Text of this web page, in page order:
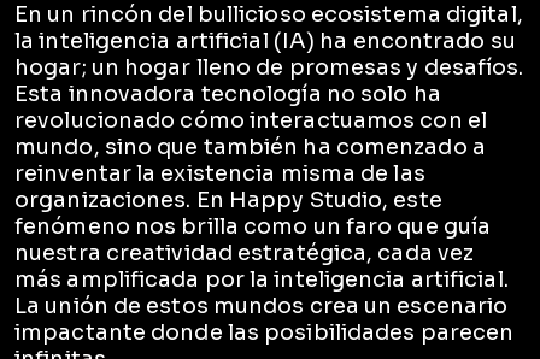
En un rincón del bullicioso ecosistema digital,
la inteligencia artificial (IA) ha encontrado su
hogar; un hogar lleno de promesas y desafíos.
Esta innovadora tecnología no solo ha
revolucionado cómo interactuamos con el
mundo, sino que también ha comenzado a
reinventar la existencia misma de las
organizaciones. En Happy Studio, este
fenómeno nos brilla como un faro que guía
nuestra creatividad estratégica, cada vez
más amplificada por la inteligencia artificial.
La unión de estos mundos crea un escenario
impactante donde las posibilidades parecen